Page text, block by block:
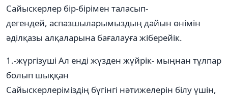
Сайыскерлер бір-бірімен таласып-
дегендей, аспазшыларымыздың дайын өнімін
әділқазы алқаларына бағалауға жіберейік.
1.-жүргізуші Ал енді жүзден жүйрік- мыңнан тұлпар
болып шыққан
Сайыскерлеріміздің бүгінгі нәтижелерін білу үшін,